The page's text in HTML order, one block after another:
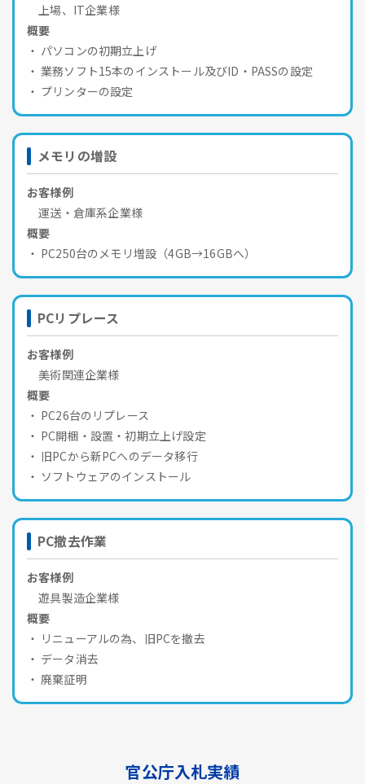
上場、IT企業様
概要
パソコンの初期立上げ
業務ソフト15本のインストール及びID・PASSの設定
プリンターの設定
メモリの増設
お客様例
運送・倉庫系企業様
概要
PC250台のメモリ増設（4GB→16GBへ）
PCリプレース
お客様例
美術関連企業様
概要
PC26台のリプレース
PC開梱・設置・初期立上げ設定
旧PCから新PCへのデータ移行
ソフトウェアのインストール
PC撤去作業
お客様例
遊具製造企業様
概要
リニューアルの為、旧PCを撤去
データ消去
廃棄証明
官公庁入札実績